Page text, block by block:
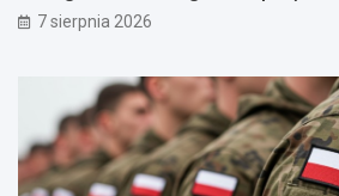
7 sierpnia 2026